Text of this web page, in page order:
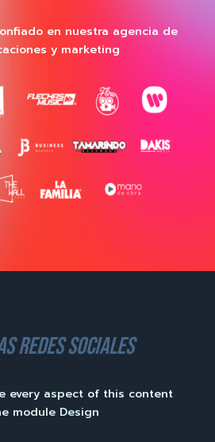
en nuestra agencia de
y marketing
redes sociales
every aspect of this content
module Design